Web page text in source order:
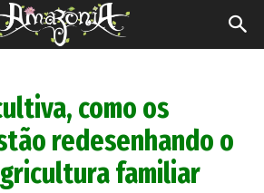
como os
redesenhando o
familiar